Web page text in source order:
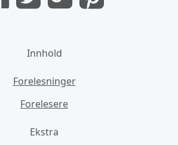
Innhold
Forelesninger
Forelesere
Ekstra